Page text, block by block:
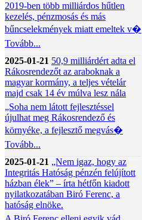
2019-ben több milliárdos hűtlen
kezelés, pénzmosás és más
bűncselekmények miatt emeltek v�
Tovább...
2025-01-21 50,9 milliárdért adta el
Rákosrendezőt az araboknak a
magyar kormány, a teljes vételár
majd csak 14 év múlva lesz nála
„Soha nem látott fejlesztéssel
újulhat meg Rákosrendező és
környéke, a fejlesztő megvás�
Tovább...
2025-01-21 „Nem igaz, hogy az
Integritás Hatóság pénzén felújított
házban élek” – írta hétfőn kiadott
nyilatkozatában Biró Ferenc, a
hatóság elnöke.